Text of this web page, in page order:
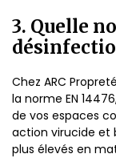
3. Quelle
Chez ARC
la norme EN
de vos espaces
action virucide et
plus élevés en